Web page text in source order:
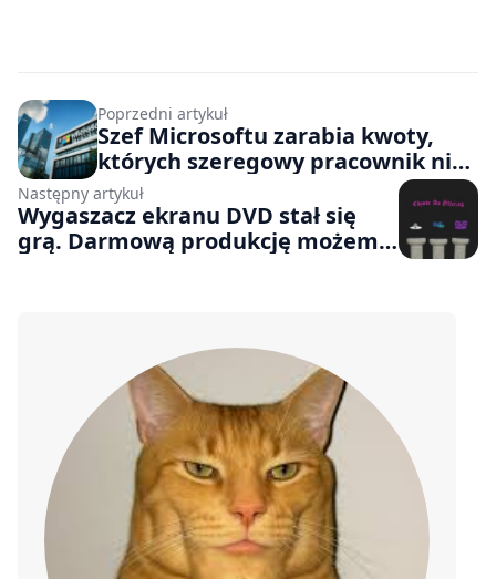
Poprzedni artykuł
Szef Microsoftu zarabia kwoty,
których szeregowy pracownik nie
zobaczy przez całe swoje życie
Następny artykuł
Wygaszacz ekranu DVD stał się
grą. Darmową produkcję możemy